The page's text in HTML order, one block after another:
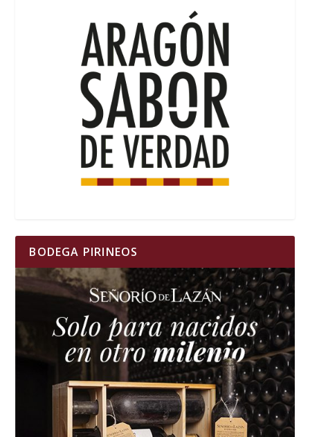
BODEGA PIRINEOS